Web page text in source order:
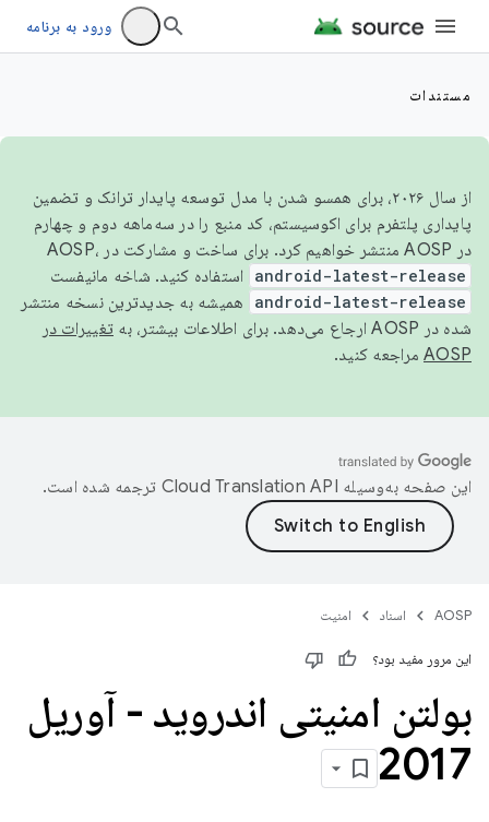
ورود به برنامه
مستندات
از سال ۲۰۲۶، برای همسو شدن با مدل توسعه پایدار ترانک و تضمین
پایداری پلتفرم برای اکوسیستم، کد منبع را در سه‌ماهه دوم و چهارم
در AOSP منتشر خواهیم کرد. برای ساخت و مشارکت در AOSP،
android-latest-release استفاده کنید. شاخه مانیفست
android-latest-release
همیشه به جدیدترین نسخه منتشر
شده در AOSP ارجاع می‌دهد. برای اطلاعات بیشتر، به
تغییرات در
AOSP مراجعه کنید.
این صفحه به‌وسیله ترجمه شده است.
AOSP اسناد امنیت
این مرور مفید بود؟
بولتن امنیتی اندروید - آوریل
2017